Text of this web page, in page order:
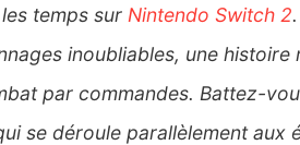
temps sur Nintendo Switch 2
inoubliables, une histoire
par commandes. Battez-
se déroule parallèlement aux